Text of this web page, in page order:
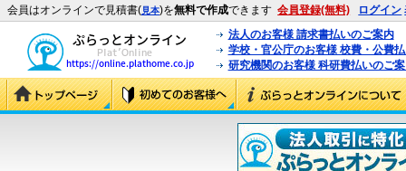
会員はオンラインで見積書(見本)を無料で作成できます 会員登録(無料) ログイン
法人のお客様 請求書払いのご案内
学校・官公庁のお客様 校費・公費
研究機関のお客様 科研費払いのご